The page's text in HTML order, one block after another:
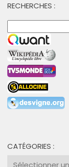
RECHERCHES :
CATÉGORIES :
Catégories